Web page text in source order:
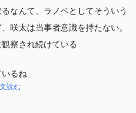
なんて、ラノベとしてそういう
咲太は当事者意識を持たない。
察され続けている
るね
する筈がそうはならず。手に入
紗良を中核にして、皆が恋愛に
読む